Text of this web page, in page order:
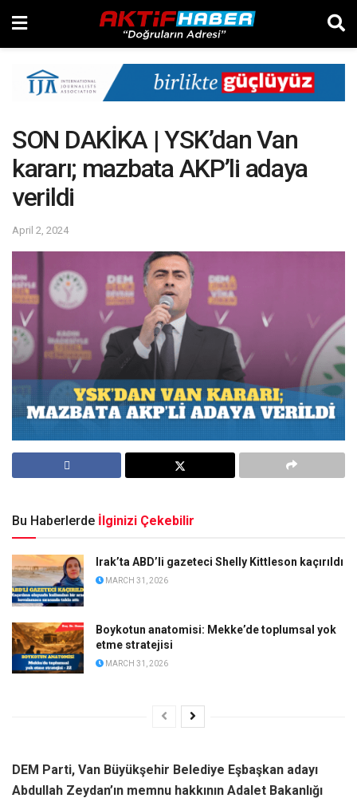
SON DAKİKA | YSK’dan Van
kararı; mazbata AKP’li adaya
verildi
April 2, 2024
Bu Haberlerde İlginizi Çekebilir
Irak’ta ABD’li gazeteci Shelly Kittleson kaçırıldı
MARCH 31, 2026
Boykotun anatomisi: Mekke’de toplumsal yok
etme stratejisi
MARCH 31, 2026
DEM Parti, Van Büyükşehir Belediye Eşbaşkan adayı
Abdullah Zeydan’ın memnu hakkının Adalet Bakanlığı